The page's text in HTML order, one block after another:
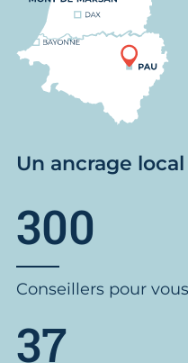
Un ancrage
300
Conseillers pour
37